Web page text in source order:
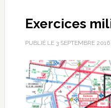
Exercices
PUBLIÉ LE 3 SEPTEMBRE 2016